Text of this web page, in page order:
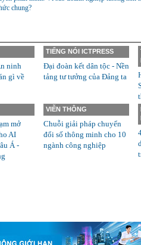
chung?
ninh
gì về
TIẾNG NÓI ICTPRESS
Đại đoàn kết dân tộc - Nền
tảng tư tưởng của Đảng ta
mở
AI
Á -
VIỄN THÔNG
Chuỗi giải pháp chuyển
đổi số thông minh cho 10
ngành công nghiệp